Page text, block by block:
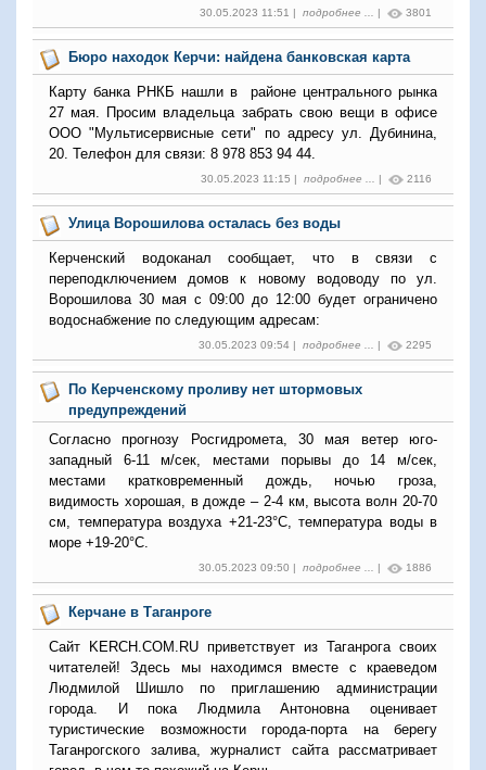
30.05.2023 11:51 | подробнее ... | 3801
Бюро находок Керчи: найдена банковская карта
Карту банка РНКБ нашли в районе центрального рынка
27 мая. Просим владельца забрать свою вещи в офисе
ООО "Мультисервисные сети" по адресу ул. Дубинина,
20. Телефон для связи: 8 978 853 94 44.
30.05.2023 11:15 | подробнее ... | 2116
Улица Ворошилова осталась без воды
Керченский водоканал сообщает, что в связи с
переподключением домов к новому водоводу по ул.
Ворошилова 30 мая с 09:00 до 12:00 будет ограничено
водоснабжение по следующим адресам:
30.05.2023 09:54 | подробнее ... | 2295
По Керченскому проливу нет штормовых
предупреждений
Согласно прогнозу Росгидромета, 30 мая ветер юго-
западный 6-11 м/сек, местами порывы до 14 м/сек,
местами кратковременный дождь, ночью гроза,
видимость хорошая, в дожде – 2-4 км, высота волн 20-70
см, температура воздуха +21-23°С, температура воды в
море +19-20°С.
30.05.2023 09:50 | подробнее ... | 1886
Керчане в Таганроге
Сайт KERCH.COM.RU приветствует из Таганрога своих
читателей! Здесь мы находимся вместе с краеведом
Людмилой Шишло по приглашению администрации
города. И пока Людмила Антоновна оценивает
туристические возможности города-порта на берегу
Таганрогского залива, журналист сайта рассматривает